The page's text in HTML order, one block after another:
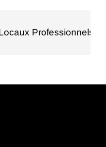
Professionnels À